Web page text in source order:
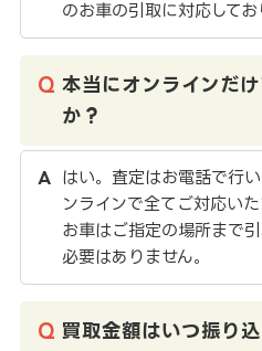
のお車の引取に対応してお
本当にオンラインだ
か？
はい。査定はお電話で行
ンラインで全てご対応いた
お車はご指定の場所まで
必要はありません。
買取金額はいつ振り